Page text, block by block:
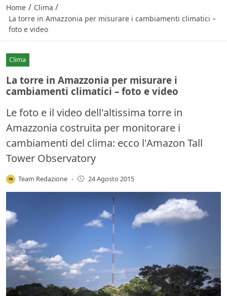
Home / Clima /
La torre in Amazzonia per misurare i cambiamenti climatici –
foto e video
Clima
La torre in Amazzonia per misurare i
cambiamenti climatici – foto e video
Le foto e il video dell'altissima torre in
Amazzonia costruita per monitorare i
cambiamenti del clima: ecco l'Amazon Tall
Tower Observatory
Team Redazione - 24 Agosto 2015